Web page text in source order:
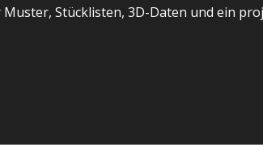
Stücklisten, 3D-Daten und ein